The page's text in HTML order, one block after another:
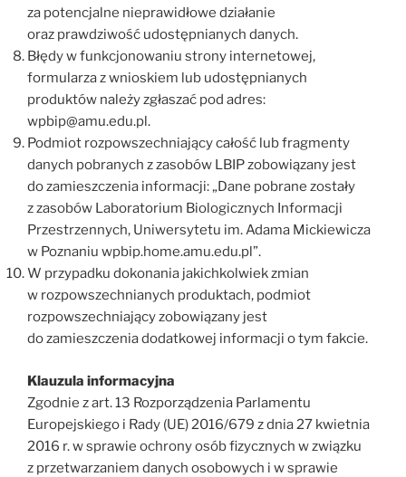
za potencjalne nieprawidłowe działanie
oraz prawdziwość udostępnianych danych.
Błędy w funkcjonowaniu strony internetowej,
formularza z wnioskiem lub udostępnianych
produktów należy zgłaszać pod adres:
wpbip@amu.edu.pl.
Podmiot rozpowszechniający całość lub fragmenty
danych pobranych z zasobów LBIP zobowiązany jest
do zamieszczenia informacji: „Dane pobrane zostały
z zasobów Laboratorium Biologicznych Informacji
Przestrzennych, Uniwersytetu im. Adama Mickiewicza
w Poznaniu wpbip.home.amu.edu.pl”.
W przypadku dokonania jakichkolwiek zmian
w rozpowszechnianych produktach, podmiot
rozpowszechniający zobowiązany jest
do zamieszczenia dodatkowej informacji o tym fakcie.
Klauzula informacyjna
Zgodnie z art. 13 Rozporządzenia Parlamentu
Europejskiego i Rady (UE) 2016/679 z dnia 27 kwietnia
2016 r. w sprawie ochrony osób fizycznych w związku
z przetwarzaniem danych osobowych i w sprawie